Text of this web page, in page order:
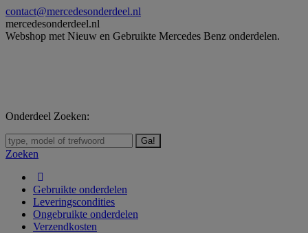
Skip
to
content
contact@mercedesonderdeel.nl
mercedesonderdeel.nl
Webshop met Nieuw en Gebruikte Mercedes Benz onderdelen.
Onderdeel Zoeken:
Zoeken:
Zoeken
Gebruikte onderdelen
Leveringscondities
Ongebruikte onderdelen
Verzendkosten